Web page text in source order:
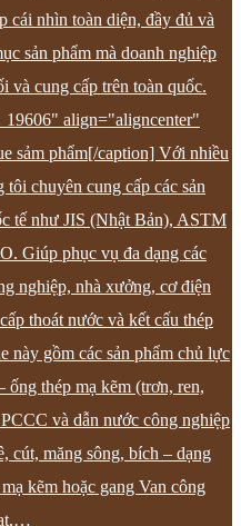
cái nhìn toàn diện, đầy đủ và
sản phẩm mà doanh nghiệp
và cung cấp trên toàn quốc.
align="aligncenter"
sảm phẩm[/caption] Với nhiều
chuyên cung cấp các sản
tế như JIS (Nhật Bản), ASTM
Giúp phục vụ đa dạng các
nghiệp, nhà xưởng, cơ điện
thoát nước và kết cấu thép
này gồm các sản phẩm chủ lực
ống thép mạ kẽm (trơn, ren,
và dẫn nước công nghiệp
cút, măng sông, bích – dạng
kẽm hoặc gang Van công